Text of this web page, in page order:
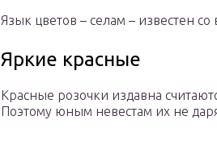
Язык цветов – селам – известен
Яркие красные
Красные розочки издавна
Поэтому юным невестам их не